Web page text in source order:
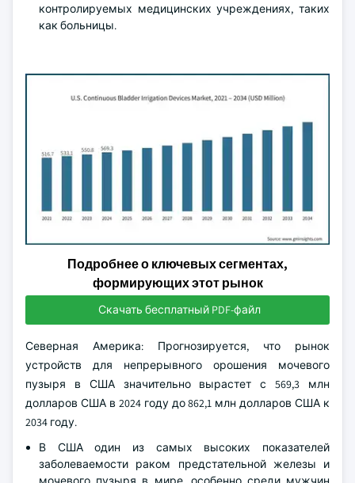
контролируемых медицинских учреждениях, таких
как больницы.
Подробнее о ключевых сегментах,
формирующих этот рынок
Скачать бесплатный PDF-файл
Северная Америка: Прогнозируется, что рынок
устройств для непрерывного орошения мочевого
пузыря в США значительно вырастет с 569,3 млн
долларов США в 2024 году до 862,1 млн долларов США к
2034 году.
В США один из самых высоких показателей
заболеваемости раком предстательной железы и